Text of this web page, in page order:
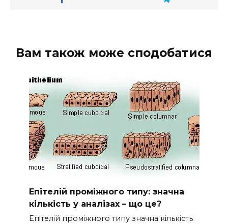
Вам також може сподобатися
Епітелій проміжного типу: значна
кількість у аналізах – що це?
Епітелій проміжного типу значна кількість